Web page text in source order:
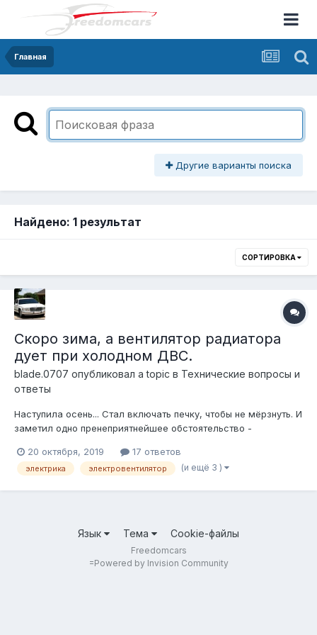
Главная
Другие варианты поиска
Найдено: 1 результат
СОРТИРОВКА
Скоро зима, а вентилятор радиатора
дует при холодном ДВС.
blade.0707 опубликовал a topic в Технические вопросы и
ответы
Наступила осень... Стал включать печку, чтобы не мёрзнуть. И
заметил одно пренеприятнейшее обстоятельство -
двигателе. Всё бы ничего, пусть работает, но двигатель
больше 82 градусов ( открытие термостата) не прогревается.
20 октября, 2019 17 ответов
электрика электровентилятор (и ещё 3 )
Язык Тема Cookie-файлы
Freedomcars
=Powered by Invision Community